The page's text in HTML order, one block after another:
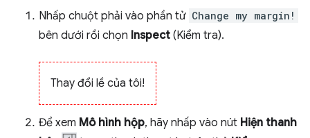
Nhấp chuột phải vào phần tử Change my margin!
bên dưới rồi chọn Inspect (Kiểm tra).
Thay đổi lề của tôi!
Để xem Mô hình hộp, hãy nhấp vào nút Hiện thanh